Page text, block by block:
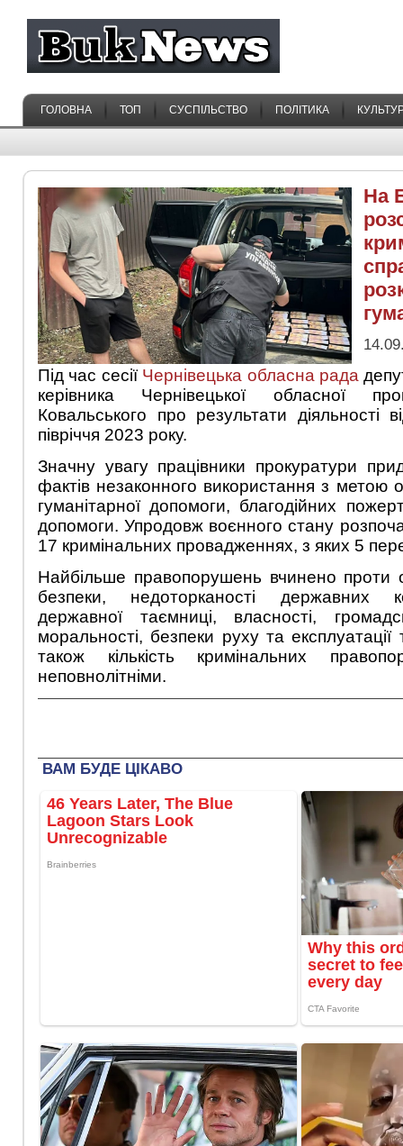
ГОЛОВНА ТОП СУСПІЛЬСТВО ПОЛІТИКА
На
Під час сесії Чернівецька обласна рада
керівника Чернівецької обласної
Ковальського про результати діяльності
півріччя 2023 року.
Значну увагу працівники прокуратури
фактів незаконного використання з метою
гуманітарної допомоги, благодійних
допомоги. Упродовж воєнного стану
17 кримінальних провадженнях, з яких 5
Найбільше правопорушень вчинено проти
безпеки, недоторканості державних
державної таємниці, власності,
моральності, безпеки руху та
також кількість кримінальних
неповнолітніми.